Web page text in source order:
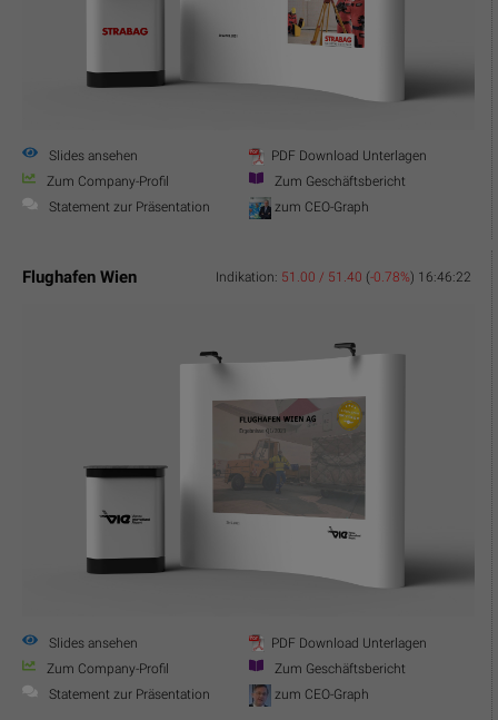
Slides ansehen
PDF Download Unterlagen
Zum Company-Profil
Zum Geschäftsbericht
Statement zur Präsentation
zum CEO-Graph
Flughafen Wien Indikation: 51.00 / 51.40 (-0.78%) 16:46:22
Slides ansehen
PDF Download Unterlagen
Zum Company-Profil
Zum Geschäftsbericht
Statement zur Präsentation
zum CEO-Graph